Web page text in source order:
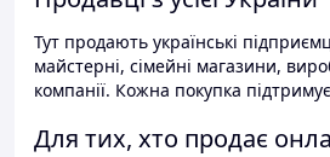
Тут продають українські
майстерні, сімейні магазини,
компанії. Кожна покупка
Для тих, хто продає